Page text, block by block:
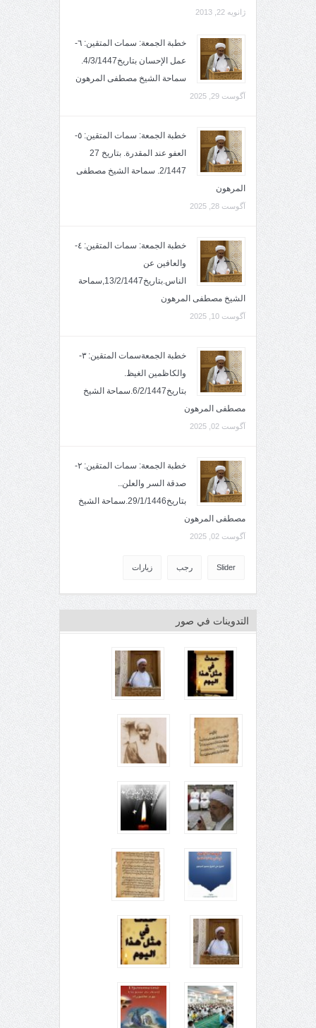
ژانویه 22, 2013
خطبة الجمعة: سمات المتقين: ٦-
عمل الإحسان بتاريخ4/3/1447.
سماحة الشيخ مصطفى المرهون
آگوست 29, 2025
خطبة الجمعة: سمات المتقين: ٥-
العفو عند المقدرة. بتاريخ 27
2/1447. سماحة الشيخ مصطفى
المرهون
آگوست 28, 2025
خطبة الجمعة: سمات المتقين: ٤-
والعافين عن
الناس.بتاريخ13/2/1447,سماحة
الشيخ مصطفى المرهون
آگوست 10, 2025
خطبة الجمعةسمات المتقين: ٣-
والكاظمين الغيظ.
بتاريخ6/2/1447.سماحة الشيخ
مصطفى المرهون
آگوست 02, 2025
خطبة الجمعة: سمات المتقين: ٢-
صدقة السر والعلن..
بتاريخ29/1/1446.سماحة الشيخ
مصطفى المرهون
آگوست 02, 2025
Slider رجب زيارات
التدوينات في صور